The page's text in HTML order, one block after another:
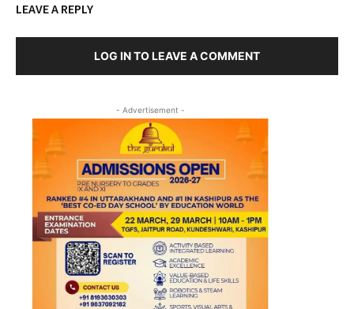
LEAVE A REPLY
LOG IN TO LEAVE A COMMENT
- Advertisement -